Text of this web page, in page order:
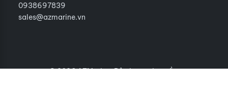
0938697839
sales@azmarine.vn
© 2026 AZMarine. Bảo lưu mọi quyền.